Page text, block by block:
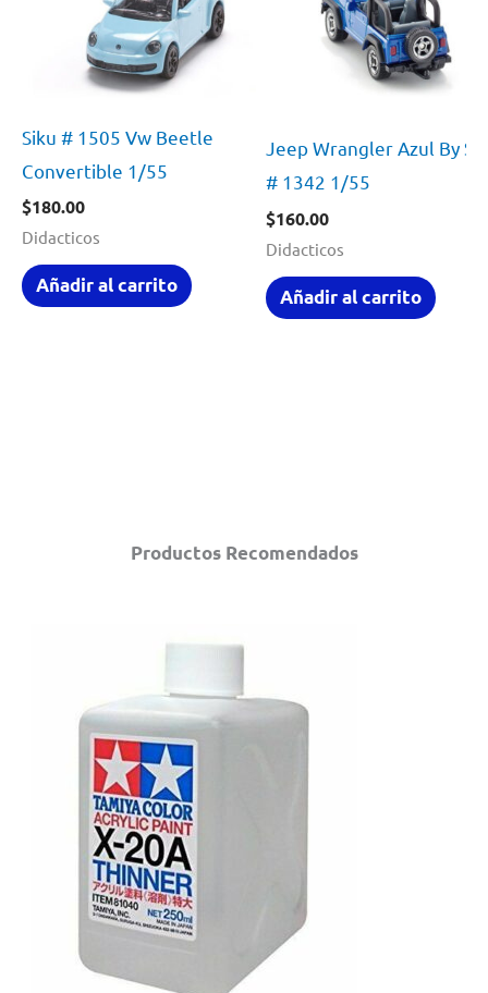
Productos Recomendados
Siku # 1505 Vw Beetle
Convertible 1/55
$180.00
Didacticos
Añadir al carrito
Jeep Wrangler Azul By
# 1342 1/55
$160.00
Didacticos
Añadir al carrito